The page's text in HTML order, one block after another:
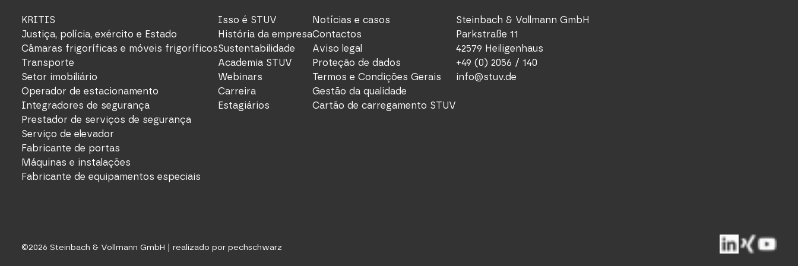
KRITIS
Justiça, polícia, exército e Estado
Câmaras frigoríficas e móveis frigoríficos
Transporte
Setor imobiliário
Operador de estacionamento
Integradores de segurança
Prestador de serviços de segurança
Serviço de elevador
Fabricante de portas
Máquinas e instalações
Fabricante de equipamentos especiais
Isso é STUV
História da empresa
Sustentabilidade
Academia STUV
Webinars
Carreira
Estagiários
Notícias e casos
Contactos
Aviso legal
Proteção de dados
Termos e Condições Gerais
Gestão da qualidade
Cartão de carregamento STUV
Steinbach & Vollmann GmbH
Parkstraße 11
42579 Heiligenhaus
+49 (0) 2056 / 140
info@stuv.de
©2026 Steinbach & Vollmann GmbH | realizado por pechschwarz